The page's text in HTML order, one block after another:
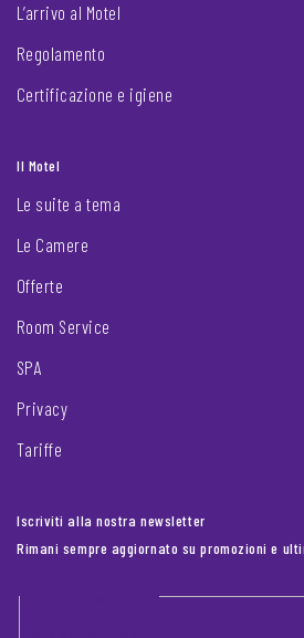
L’arrivo al Motel
Regolamento
Certificazione e igiene
Il Motel
Le suite a tema
Le Camere
Offerte
Room Service
SPA
Privacy
Tariffe
Iscriviti alla nostra newsletter
Rimani sempre aggiornato su promozioni e
Footer newsletter